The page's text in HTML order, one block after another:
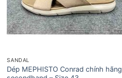
SANDAL
Dép MEPHISTO Conrad chính hãng